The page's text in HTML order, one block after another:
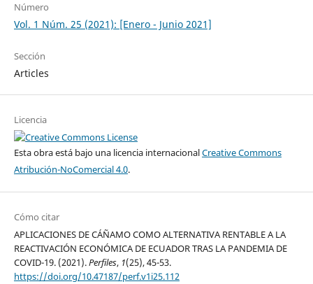
Número
Vol. 1 Núm. 25 (2021): [Enero - Junio 2021]
Sección
Articles
Licencia
Esta obra está bajo una licencia internacionalCreative Commons
Atribución-NoComercial 4.0.
Cómo citar
APLICACIONES DE CÁÑAMO COMO ALTERNATIVA RENTABLE A LA
REACTIVACIÓN ECONÓMICA DE ECUADOR TRAS LA PANDEMIA DE
COVID-19. (2021).Perfiles, 1(25), 45-53.
https://doi.org/10.47187/perf.v1i25.112